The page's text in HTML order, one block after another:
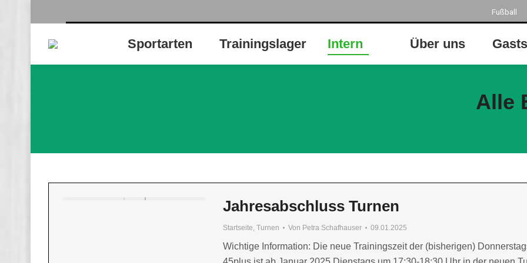
Fußball
Sportarten Trainingslager Intern Über uns
Alle
Jahresabschluss Turnen
Startseite, Turnen Von Petra Schafhauser 09.01.2025
Wichtige Information: Die neue Trainingszeit der (bisherigen)